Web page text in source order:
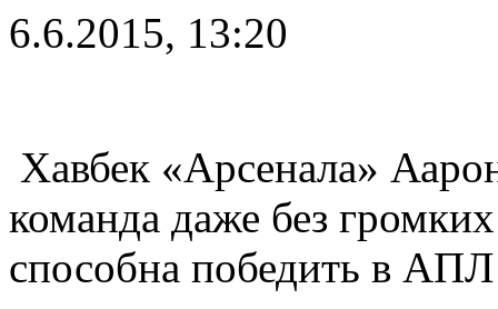
6.6.2015, 13:20
Хавбек «Арсенала»
команда даже без
способна победить в